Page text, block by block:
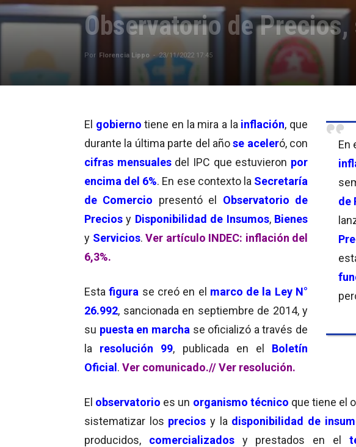
Observatorio de
Por Florencia Lippo - 23/11/2022 17:45
En
de
El gobierno tiene en la mira a la inflación, que
durante la última parte del añose aceleró, con
cifras mensualesdel IPC que estuvieron por
encima del 6%. En ese contexto la Secretaría
de Comercio presentó el Observatorio de
Precios y Disponibilidad de Insumos, Bienes
y Servicios. Ver artículo INDEC: inflación del
6,3%.
Estafigura se creó en el marco de la Ley N°
26.992, sancionada en septiembre de 2014, y
su puesta en marcha se oficializó a través de
la resolución 99, publicada en el Boletín
Oficial. Ver comunicado.//Ver resolución.
El observatorio es un organismo técnico que tiene el
sistematizar los precios y la disponibilidad de
producidos, comercializadosy prestados en el